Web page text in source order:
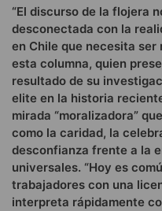
“El discurso de la flojera
desconectada con la
en Chile que necesita ser
esta columna, quien
resultado de su
elite en la historia
mirada “moralizadora”
como la caridad, la
desconfianza frente a la
universales. “Hoy es
trabajadores con una
interpreta rápidamente